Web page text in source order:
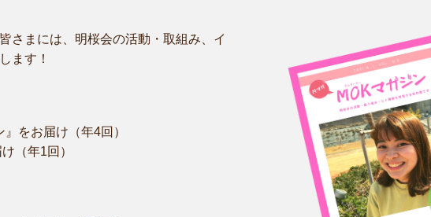
さまには、明桜会の活動・取組み、イ
ます！
をお届け（年4回）
（年1回）